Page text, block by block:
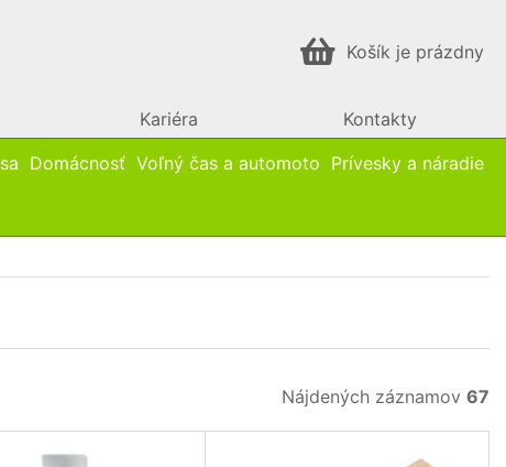
Košík je prázdny
Kariéra
Kontakty
Domácnosť Voľný čas a automoto Prívesky a náradie
Nájdených záznamov 67